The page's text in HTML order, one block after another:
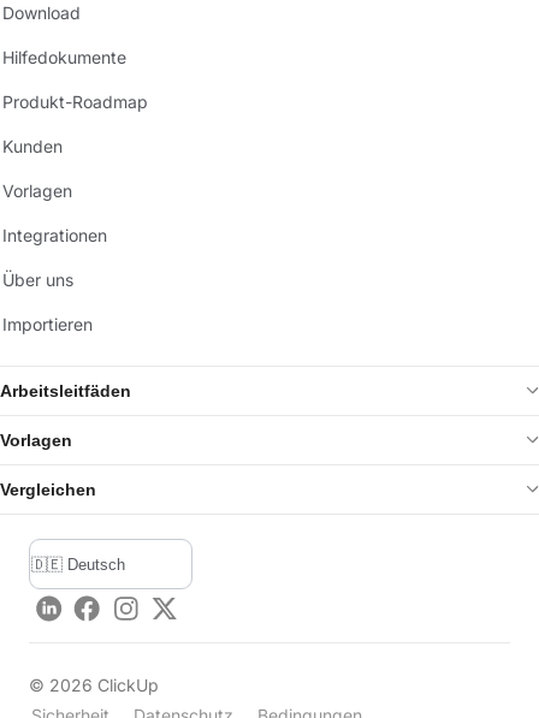
Download
Hilfedokumente
Produkt-Roadmap
Kunden
Vorlagen
Integrationen
Über uns
Importieren
Arbeitsleitfäden
Vorlagen
Vergleichen
LinkedInFacebook
Instagram
Twitter
© 2026 ClickUp